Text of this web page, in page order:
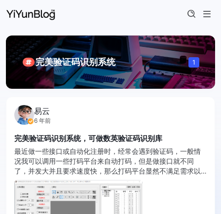
完美验证码识别系统 1
易云
6 年前
完美验证码识别系统，可做数英验证码识别库
最近做一些接口或自动化注册时，经常会遇到验证码，一般情
况我可以调用一些打码平台来自动打码，但是做接口就不同
了，并发大并且要求速度快，那么打码平台显然不满足需求以
及价格很贵！而完美验证码识别系统就可以完美解决这个问
题，他可以通过不断优化库来 ...